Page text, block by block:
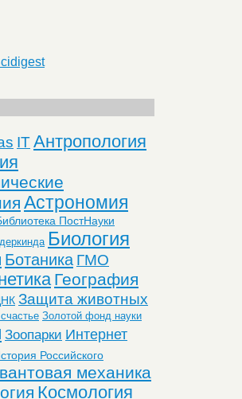
ITАнтропология
Астрономия
ПостНауки
Биология
Ботаника ГМО
География
Защита животных
Золотой фонд науки
Зоопарки Интернет
Российского
механика
Космология